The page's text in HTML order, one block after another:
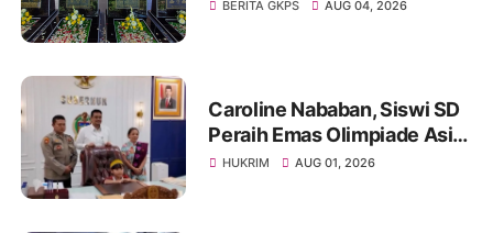
BERITA GKPS AUG 04, 2026
Caroline Nababan, Siswi SD
Peraih Emas Olimpiade Asia
Dihadiahi Rumah hingga
HUKRIM AUG 01, 2026